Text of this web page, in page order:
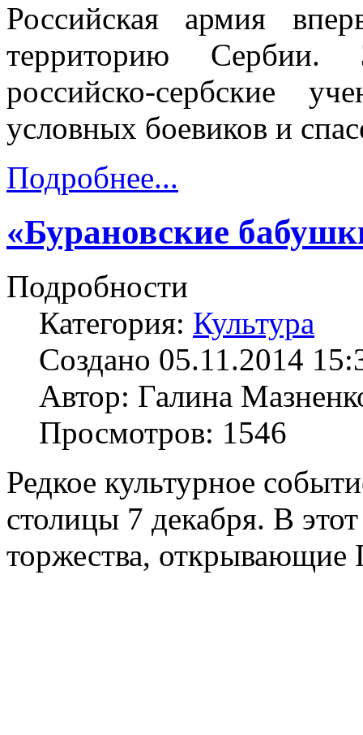
Российская армия
территорию Сербии.
российско-сербские
условных боевиков и
Подробнее...
«Бурановские
Подробности
Категория: Культура
Создано 05.11.2014
Автор: Галина
Просмотров: 1546
Редкое культурное
столицы 7 декабря. В
торжества,